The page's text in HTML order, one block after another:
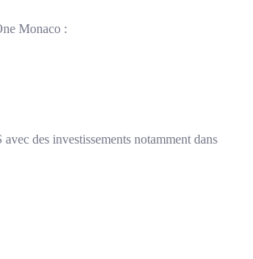
Monaco :
des investissements notamment dans